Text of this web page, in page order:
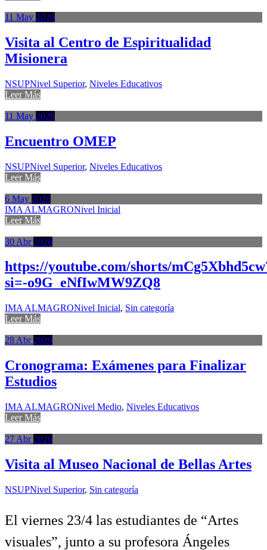
11 May 2026
Visita al Centro de Espiritualidad
Misionera
NSUPNivel Superior, Niveles Educativos
Leer Más
11 May 2026
Encuentro OMEP
NSUPNivel Superior, Niveles Educativos
Leer Más
6 May 2026
IMA ALMAGRONivel Inicial
Leer Más
30 Abr 2026
https://youtube.com/shorts/
si=-o9G_eNfIwMW9ZQ8
IMA ALMAGRONivel Inicial, Sin categoría
Leer Más
28 Abr 2026
Cronograma: Exámenes para Finalizar
Estudios
IMA ALMAGRONivel Medio, Niveles Educativos
Leer Más
27 Abr 2026
Visita al Museo Nacional de Bellas Artes
NSUPNivel Superior, Sin categoría
El viernes 23/4 las estudiantes de “Artes
visuales”, junto a su profesora Ángeles